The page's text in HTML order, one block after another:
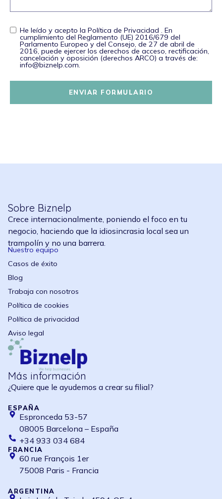
He leído y acepto la Política de Privacidad . En
cumplimiento del Reglamento (UE) 2016/679 del
Parlamento Europeo y del Consejo, de 27 de abril de
2016, puede ejercer los derechos de acceso, rectificación,
cancelación y oposición (derechos ARCO) a través de:
info@biznelp.com.
ENVIAR FORMULARIO
Sobre Biznelp
Crece internacionalmente, poniendo el foco en tu
negocio, haciendo que la idiosincrasia local sea un
trampolín y no una barrera.
Nuestro equipo
Casos de éxito
Blog
Trabaja con nosotros
Política de cookies
Política de privacidad
Aviso legal
Más información
¿Quiere que le ayudemos a crear su filial?
ESPAÑA
Espronceda 53-57
08005 Barcelona – España
+34 933 034 684
FRANCIA
60 rue François 1er
75008 Paris - Francia
ARGENTINA